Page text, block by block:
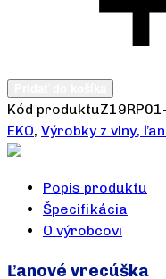
Kód produktu
EKO, Výrobky z vlny,
Popis produktu
Špecifikácia
O výrobcovi
Ľanové vrecúška